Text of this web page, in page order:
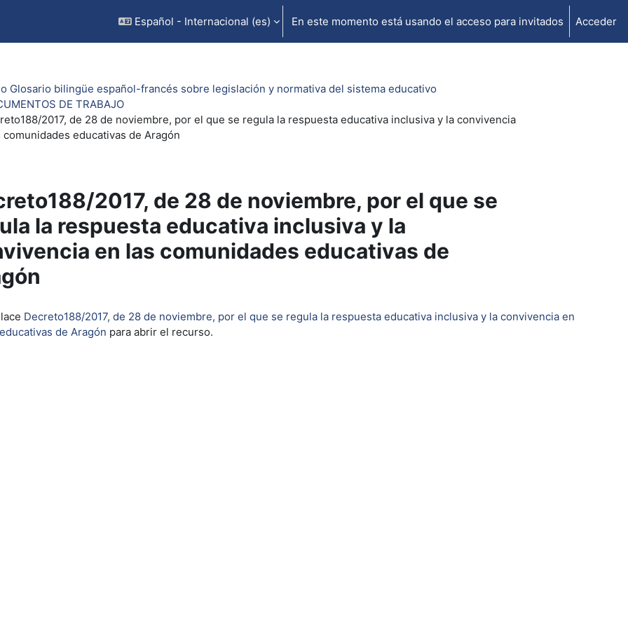
Español - Internacional ‎(es)‎ En este momento está usando el acceso para invitados Acceder
Glosario bilingüe español-francés sobre legislación y normativa del sistema educativo
DE TRABAJO
2017, de 28 de noviembre, por el que se regula la respuesta educativa inclusiva y la convivencia
comunidades educativas de Aragón
2017, de 28 de noviembre, por el que se
la respuesta educativa inclusiva y la
en las comunidades educativas de
Decreto188/2017, de 28 de noviembre, por el que se regula la respuesta educativa inclusiva y la convivencia en
de Aragón para abrir el recurso.